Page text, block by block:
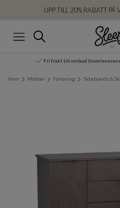
UPP TILL 20% RABATT
Sök
Fri frakt till ombud
Hem Möbler Förvaring Sideboards &